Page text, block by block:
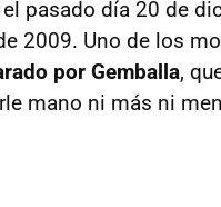
pasado día 20 de
2009. Uno de los
por Gemballa,
mano ni más ni